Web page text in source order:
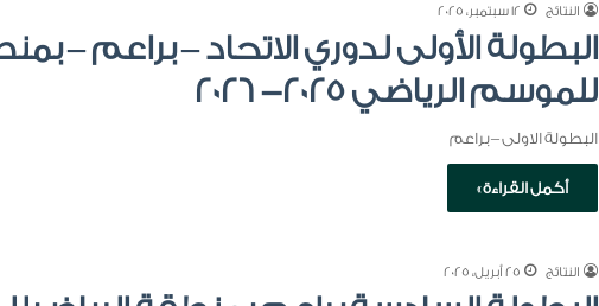
النتائج 12 سبتمبر، 2025
البطولة الأولى لدوري الاتحاد – براعم –
للموسم الرياضي 2025- 2026
البطولة الاولى – براعم
أكمل القراءة »
النتائج 25 أبريل، 2025